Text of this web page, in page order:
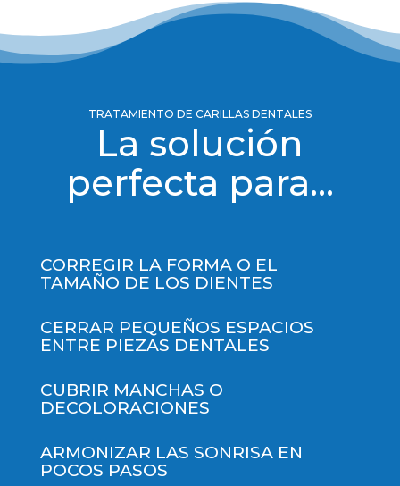
TRATAMIENTO DE CARILLAS DENTALES
La solución
perfecta para...
CORREGIR LA FORMA O EL
TAMAÑO DE LOS DIENTES
CERRAR PEQUEÑOS ESPACIOS
ENTRE PIEZAS DENTALES
CUBRIR MANCHAS O
DECOLORACIONES
ARMONIZAR LAS SONRISA EN
POCOS PASOS